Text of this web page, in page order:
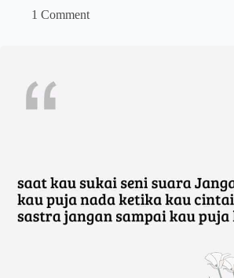
1 Comment